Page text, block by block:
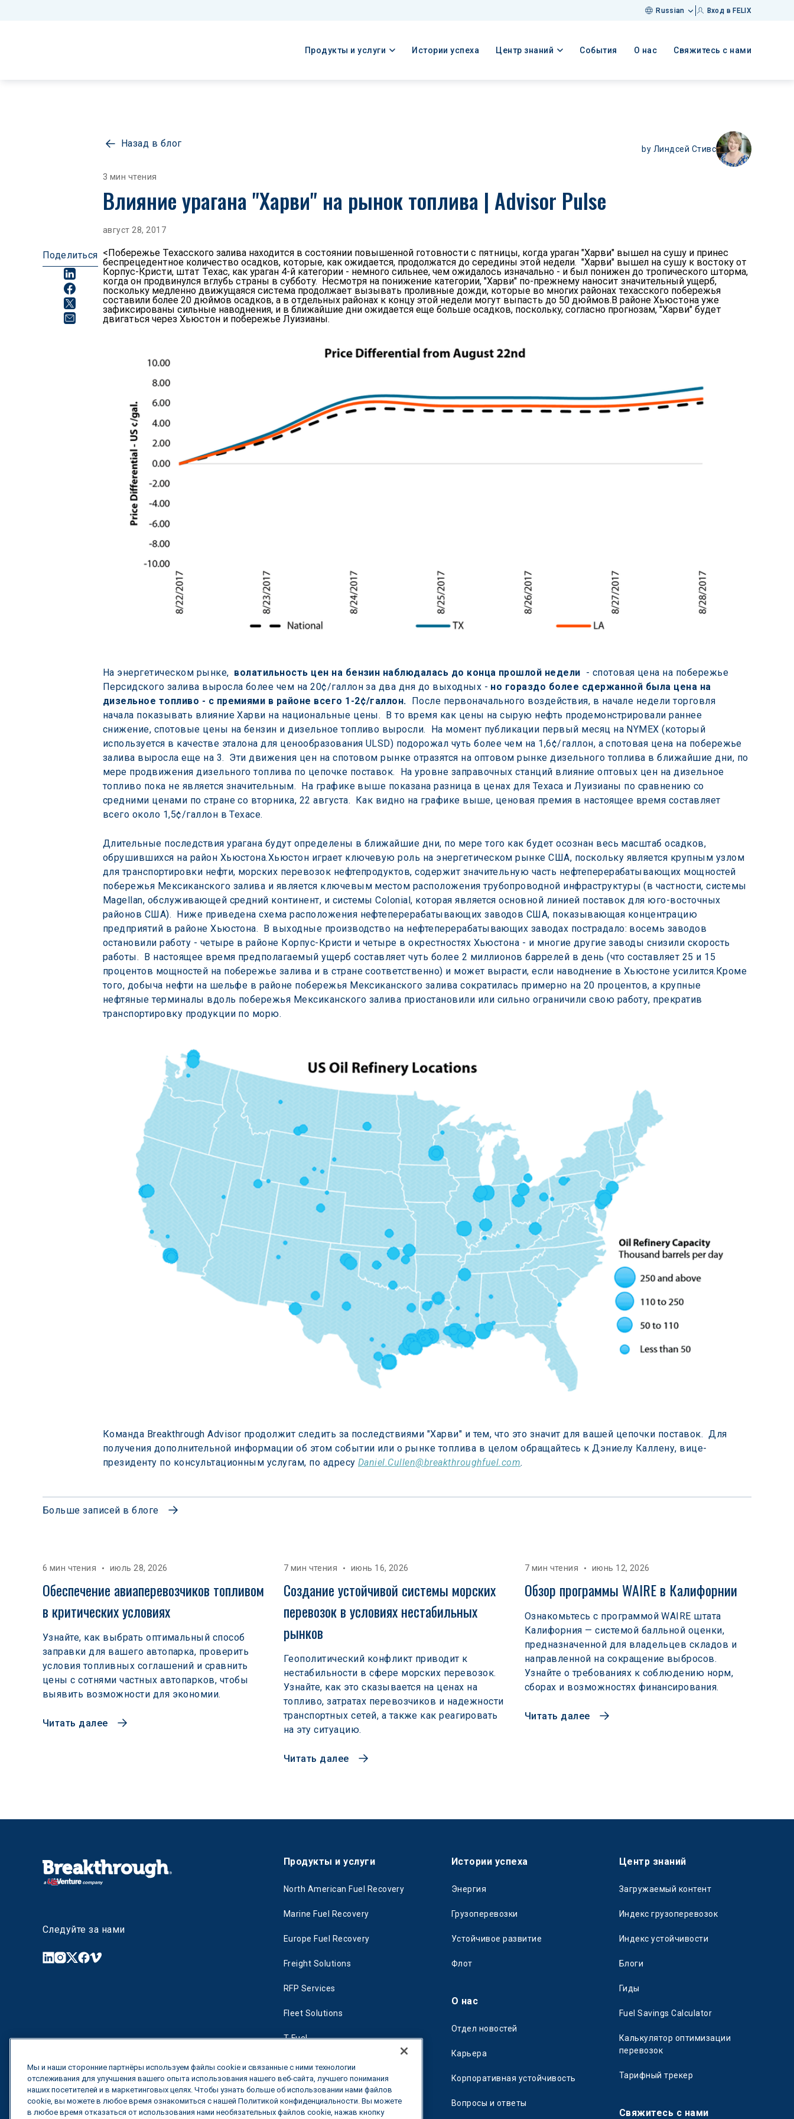
Russian Вход в FELIX
Продукты и услуги Истории успеха Центр знаний События О нас Свяжитесь с нами
Назад в блог by Линдсей Стивс
3 мин чтения
Влияние урагана "Харви" на рынок топлива | Advisor Pulse
август 28, 2017
Поделиться <Побережье Техасского залива находится в состоянии повышенной готовности с пятницы, когда ураган "Харви" вышел на сушу и принес
беспрецедентное количество осадков, которые, как ожидается, продолжатся до середины этой недели. "Харви" вышел на сушу к востоку от
Корпус-Кристи, штат Техас, как ураган 4-й категории - немного сильнее, чем ожидалось изначально - и был понижен до тропического шторма,
когда он продвинулся вглубь страны в субботу. Несмотря на понижение категории, "Харви" по-прежнему наносит значительный ущерб,
поскольку медленно движущаяся система продолжает вызывать проливные дожди, которые во многих районах техасского побережья
составили более 20 дюймов осадков, а в отдельных районах к концу этой недели могут выпасть до 50 дюймов.В районе Хьюстона уже
зафиксированы сильные наводнения, и в ближайшие дни ожидается еще больше осадков, поскольку, согласно прогнозам, "Харви" будет
двигаться через Хьюстон и побережье Луизианы.
На энергетическом рынке, волатильность цен на бензин наблюдалась до конца прошлой недели - спотовая цена на побережье
Персидского залива выросла более чем на 20¢/галлон за два дня до выходных - но гораздо более сдержанной была цена на
дизельное топливо - с премиями в районе всего 1-2¢/галлон. После первоначального воздействия, в начале недели торговля
начала показывать влияние Харви на национальные цены.  В то время как цены на сырую нефть продемонстрировали раннее
снижение, спотовые цены на бензин и дизельное топливо выросли.  На момент публикации первый месяц на NYMEX (который
используется в качестве эталона для ценообразования ULSD) подорожал чуть более чем на 1,6¢/галлон, а спотовая цена на побережье
залива выросла еще на 3.  Эти движения цен на спотовом рынке отразятся на оптовом рынке дизельного топлива в ближайшие дни, по
мере продвижения дизельного топлива по цепочке поставок.  На уровне заправочных станций влияние оптовых цен на дизельное
топливо пока не является значительным.  На графике выше показана разница в ценах для Техаса и Луизианы по сравнению со
средними ценами по стране со вторника, 22 августа.  Как видно на графике выше, ценовая премия в настоящее время составляет
всего около 1,5¢/галлон в Техасе.
Длительные последствия урагана будут определены в ближайшие дни, по мере того как будет осознан весь масштаб осадков,
обрушившихся на район Хьюстона.Хьюстон играет ключевую роль на энергетическом рынке США, поскольку является крупным узлом
для транспортировки нефти, морских перевозок нефтепродуктов, содержит значительную часть нефтеперерабатывающих мощностей
побережья Мексиканского залива и является ключевым местом расположения трубопроводной инфраструктуры (в частности, системы
Magellan, обслуживающей средний континент, и системы Colonial, которая является основной линией поставок для юго-восточных
районов США).  Ниже приведена схема расположения нефтеперерабатывающих заводов США, показывающая концентрацию
предприятий в районе Хьюстона.  В выходные производство на нефтеперерабатывающих заводах пострадало: восемь заводов
остановили работу - четыре в районе Корпус-Кристи и четыре в окрестностях Хьюстона - и многие другие заводы снизили скорость
работы.  В настоящее время предполагаемый ущерб составляет чуть более 2 миллионов баррелей в день (что составляет 25 и 15
процентов мощностей на побережье залива и в стране соответственно) и может вырасти, если наводнение в Хьюстоне усилится.Кроме
того, добыча нефти на шельфе в районе побережья Мексиканского залива сократилась примерно на 20 процентов, а крупные
нефтяные терминалы вдоль побережья Мексиканского залива приостановили или сильно ограничили свою работу, прекратив
транспортировку продукции по морю.
Команда Breakthrough Advisor продолжит следить за последствиями "Харви" и тем, что это значит для вашей цепочки поставок.  Для
получения дополнительной информации об этом событии или о рынке топлива в целом обращайтесь к Дэниелу Каллену, вице-
президенту по консультационным услугам, по адресу Daniel.Cullen@breakthroughfuel.com.
Больше записей в блоге
6 мин чтения июль 28, 2026
Обеспечение авиаперевозчиков топливом
в критических условиях
Узнайте, как выбрать оптимальный способ
заправки для вашего автопарка, проверить
условия топливных соглашений и сравнить
цены с сотнями частных автопарков, чтобы
выявить возможности для экономии.
Читать далее
7 мин чтения июнь 16, 2026
Создание устойчивой системы морских
перевозок в условиях нестабильных
рынков
Геополитический конфликт приводит к
нестабильности в сфере морских перевозок.
Узнайте, как это сказывается на ценах на
топливо, затратах перевозчиков и надежности
транспортных сетей, а также как реагировать
на эту ситуацию.
Читать далее
7 мин чтения июнь 12, 2026
Обзор программы WAIRE в Калифорнии
Ознакомьтесь с программой WAIRE штата
Калифорния — системой балльной оценки,
предназначенной для владельцев складов и
направленной на сокращение выбросов.
Узнайте о требованиях к соблюдению норм,
сборах и возможностях финансирования.
Читать далее
Следуйте за нами
Продукты и услуги
North American Fuel Recovery
Marine Fuel Recovery
Europe Fuel Recovery
Freight Solutions
RFP Services
Fleet Solutions
T-Fuel
Истории успеха
Энергия
Грузоперевозки
Устойчивое развитие
Флот
О нас
Отдел новостей
Карьера
Корпоративная устойчивость
Вопросы и ответы
Центр знаний
Загружаемый контент
Индекс грузоперевозок
Индекс устойчивости
Блоги
Гиды
Fuel Savings Calculator
Калькулятор оптимизации
перевозок
Тарифный трекер
Свяжитесь с нами
Мы и наши сторонние партнёры используем файлы cookie и связанные с ними технологии
отслеживания для улучшения вашего опыта использования нашего веб-сайта, лучшего понимания
наших посетителей и в маркетинговых целях. Чтобы узнать больше об использовании нами файлов
cookie, вы можете в любое время ознакомиться с нашей Политикой конфиденциальности. Вы можете
в любое время отказаться от использования нами необязательных файлов cookie, нажав кнопку